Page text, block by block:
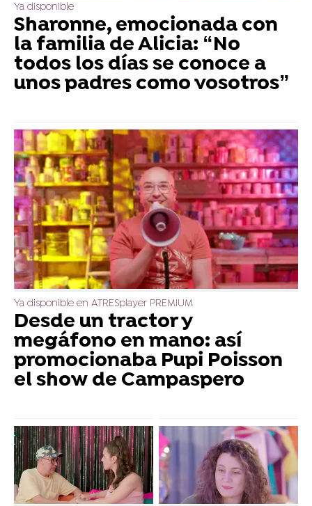
Ya disponible
Sharonne, emocionada con
la familia de Alicia: “No
todos los días se conoce a
unos padres como vosotros”
Ya disponible en ATRESplayer PREMIUM
Desde un tractor y
megáfono en mano: así
promocionaba Pupi Poisson
el show de Campaspero